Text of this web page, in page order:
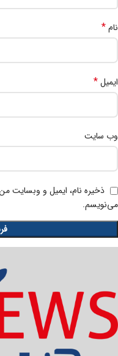
نام*
ایمیل*
وب‌ سایت
ذخیره نام، ایمیل و وبسایت
می‌نویسم.